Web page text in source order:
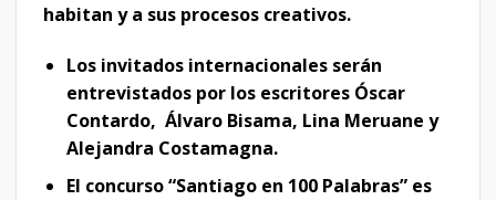
habitan y a sus procesos creativos.
Los invitados internacionales serán
entrevistados por los escritores Óscar
Contardo, Álvaro Bisama, Lina Meruane y
Alejandra Costamagna.
El concurso “Santiago en 100 Palabras” es